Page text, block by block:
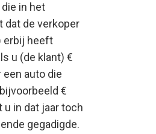
in het
dat de verkoper
erbij heeft
u (de klant) €
een auto die
€
u in dat jaar toch
gegadigde.